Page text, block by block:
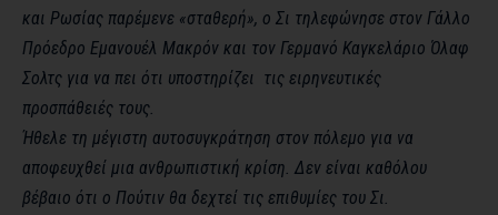
και Ρωσίας παρέμενε «σταθερή», ο Σι τηλεφώνησε στον Γάλλο
Πρόεδρο Εμανουέλ Μακρόν και τον Γερμανό Καγκελάριο Όλαφ
Σολτς για να πει ότι υποστηρίζει τις ειρηνευτικές
προσπάθειές τους.
Ήθελε τη μέγιστη αυτοσυγκράτηση στον πόλεμο για να
αποφευχθεί μια ανθρωπιστική κρίση. Δεν είναι καθόλου
βέβαιο ότι ο Πούτιν θα δεχτεί τις επιθυμίες του Σι.